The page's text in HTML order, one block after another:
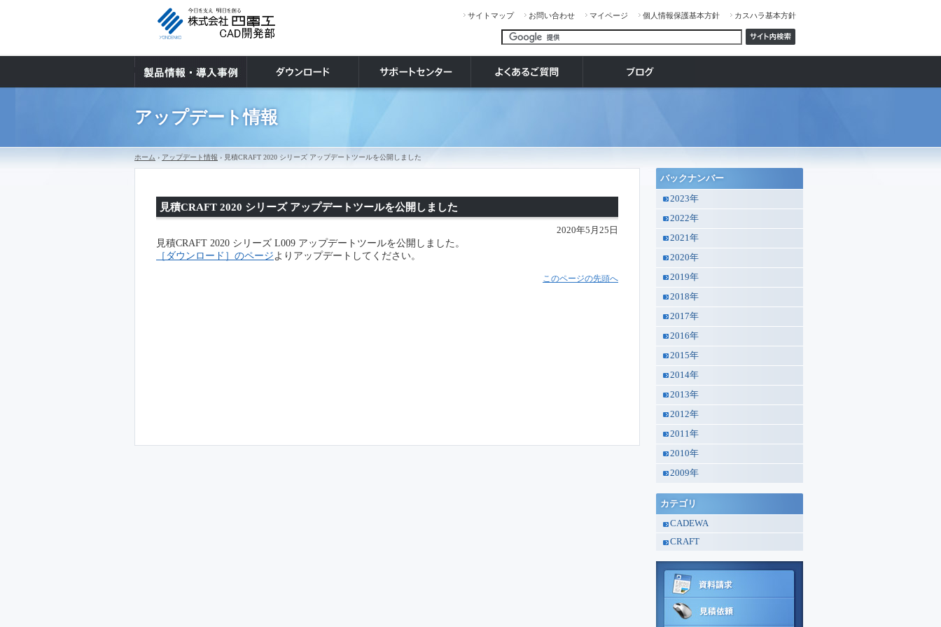
サイトマップ お問い合わせ マイページ 個人情報保護基本方針 カスハラ基本方針
アップデート情報
ホーム › アップデート情報 › 見積CRAFT 2020 シリーズ アップデートツールを公開しました
見積CRAFT 2020 シリーズ アップデートツールを公開しました
2020年5月25日
見積CRAFT 2020 シリーズ L009 アップデートツールを公開しました。
［ダウンロード］のページよりアップデートしてください。
このページの先頭へ
バックナンバー
2023年
2022年
2021年
2020年
2019年
2018年
2017年
2016年
2015年
2014年
2013年
2012年
2011年
2010年
2009年
カテゴリ
CADEWA
CRAFT